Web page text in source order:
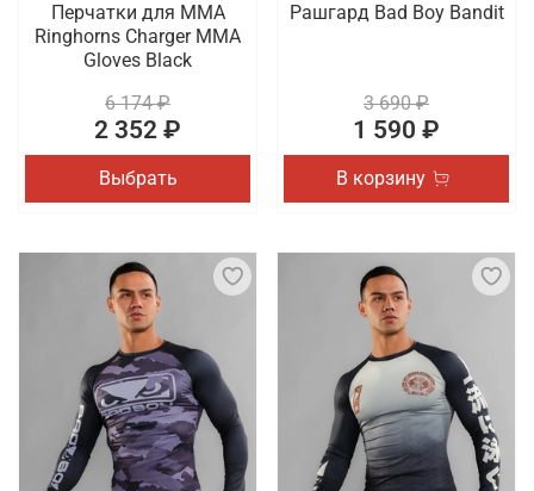
Перчатки для ММА
Ringhorns Charger MMA
Gloves Black
6 174 ₽
2 352 ₽
Выбрать
Рашгард Bad Boy Bandit
3 690 ₽
1 590 ₽
В корзину